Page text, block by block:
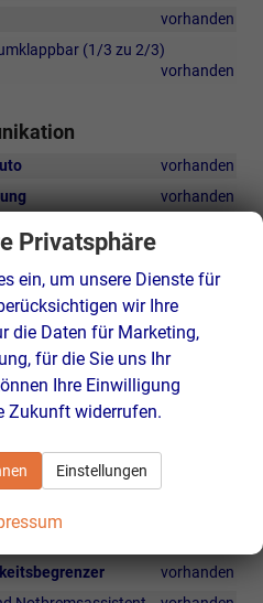
vorhanden
(1/3 zu 2/3)
vorhanden
vorhanden
vorhanden
Smartphone-Spiegelung
4 Lautsprecher, 10-Zoll-
CarPlay und Android Auto
vorhanden
vorhanden
vorhanden
vorhanden
vorhanden
Privatsphäre
ein, um unsere Dienste für
wir Ihre
die Daten für Marketing,
für die Sie uns Ihr
Ihre Einwilligung
Zukunft widerrufen.
Einstellungen